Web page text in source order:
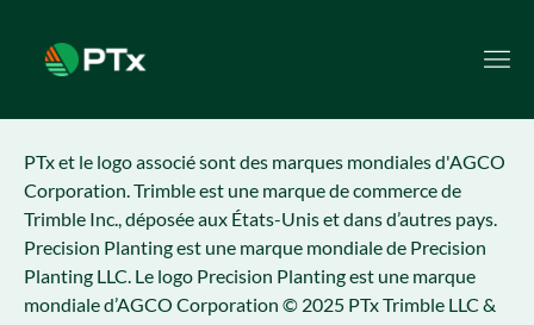
PTx et le logo associé sont des marques mondiales d'AGCO
Corporation. Trimble est une marque de commerce de
Trimble Inc., déposée aux États-Unis et dans d’autres pays.
Precision Planting est une marque mondiale de Precision
Planting LLC. Le logo Precision Planting est une marque
mondiale d’AGCO Corporation © 2025 PTx Trimble LLC &